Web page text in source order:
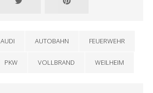
AUDI AUTOBAHN FEUERWEHR
PKW VOLLBRAND WEILHEIM